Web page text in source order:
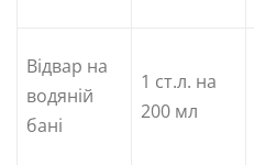
Відвар на
водяній
бані
1 ст.л. на
200 мл